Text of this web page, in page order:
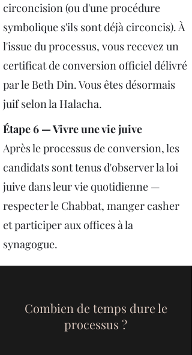
circoncision (ou d'une procédure
symbolique s'ils sont déjà circoncis). À
l'issue du processus, vous recevez un
certificat de conversion officiel délivré
par le Beth Din. Vous êtes désormais
juif selon la Halacha.
Étape 6 — Vivre une vie juive
Après le processus de conversion, les
candidats sont tenus d'observer la loi
juive dans leur vie quotidienne —
respecter le Chabbat, manger casher
et participer aux offices à la
synagogue.
Combien de temps dure le
processus ?